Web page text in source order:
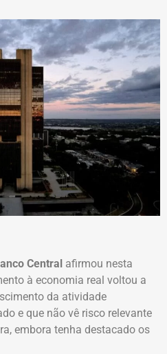
Central afirmou nesta
à economia real voltou a
da atividade
e que não vê risco relevante
embora tenha destacado os